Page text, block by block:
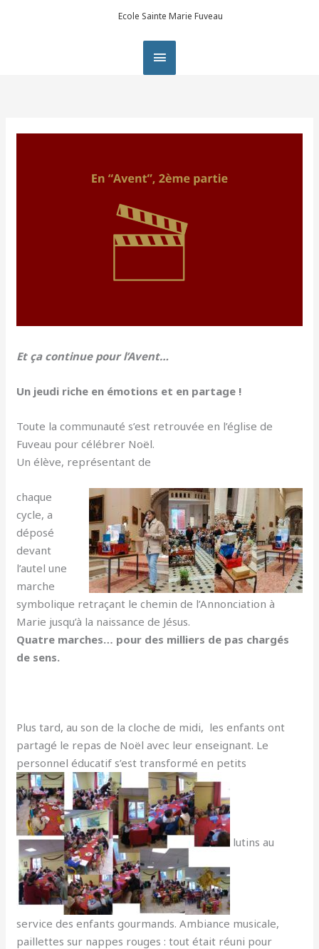
Ecole Sainte Marie Fuveau
MENU
PRINCIPAL
Et ça continue pour l’Avent…
Un jeudi riche en émotions et en partage !
Toute la communauté s’est retrouvée en l’église de
Fuveau pour célébrer Noël.
Un élève, représentant de
chaque
cycle, a
déposé
devant
l’autel une
marche
symbolique retraçant le chemin de l’Annonciation à
Marie jusqu’à la naissance de Jésus.
Quatre marches… pour des milliers de pas chargés
de sens.
Plus tard, au son de la cloche de midi, les enfants ont
partagé le repas de Noël avec leur enseignant. Le
personnel éducatif s’est transformé en petits
lutins au
service des enfants gourmands. Ambiance musicale,
paillettes sur nappes rouges : tout était réuni pour